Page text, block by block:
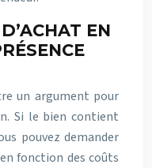
EN
un argument pour
Si le bien contient
pouvez demander
fonction des coûts